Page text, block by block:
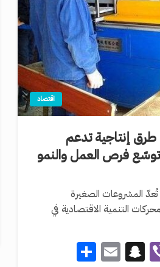
اقتصاد
طرق إنتاجية تدعم
وتوسّع فرص العمل والنمو
المشروعات الصغيرة
التنمية الاقتصادية في
Viber
Snapchat
Email